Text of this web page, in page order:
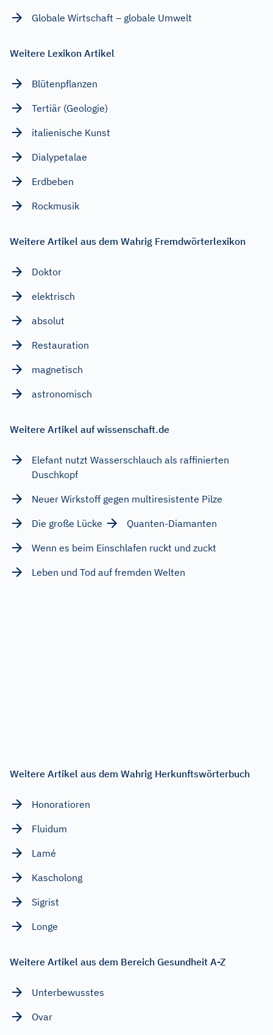
Globale Wirtschaft – globale Umwelt
Weitere Lexikon Artikel
Blütenpflanzen
Tertiär (Geologie)
italienische Kunst
Dialypetalae
Erdbeben
Rockmusik
Weitere Artikel aus dem Wahrig Fremdwörterlexikon
Doktor
elektrisch
absolut
Restauration
magnetisch
astronomisch
Weitere Artikel auf wissenschaft.de
Elefant nutzt Wasserschlauch als raffinierten
Duschkopf
Neuer Wirkstoff gegen multiresistente Pilze
Die große Lücke
Quanten-Diamanten
Wenn es beim Einschlafen ruckt und zuckt
Leben und Tod auf fremden Welten
Weitere Artikel aus dem Wahrig Herkunftswörterbuch
Honoratioren
Fluidum
Lamé
Kascholong
Sigrist
Longe
Weitere Artikel aus dem Bereich Gesundheit A-Z
Unterbewusstes
Ovar